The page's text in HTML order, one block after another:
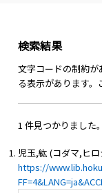
検索結果
文字コードの制約
る表示があります。
1 件見つかりました。
児玉,紘 (コダマ,ヒロ
https://